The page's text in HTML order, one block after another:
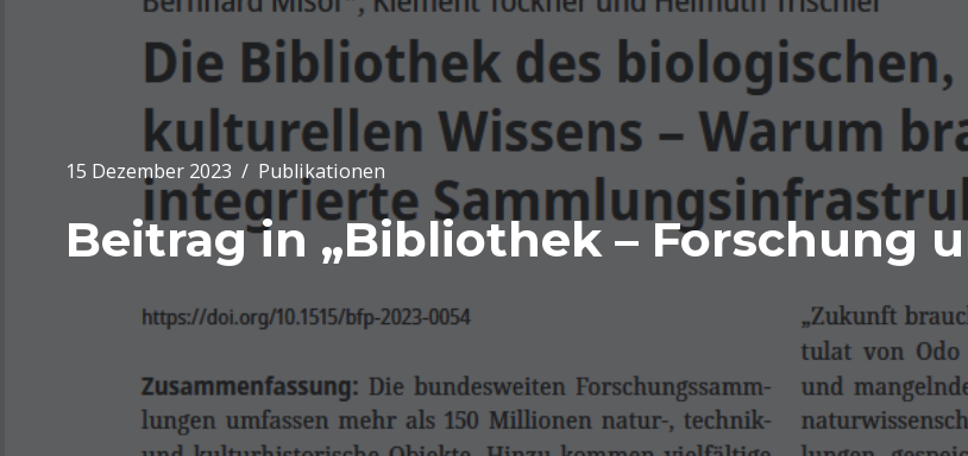
15 Dezember 2023 Publikationen
Beitrag in „Bibliothek – Forschung